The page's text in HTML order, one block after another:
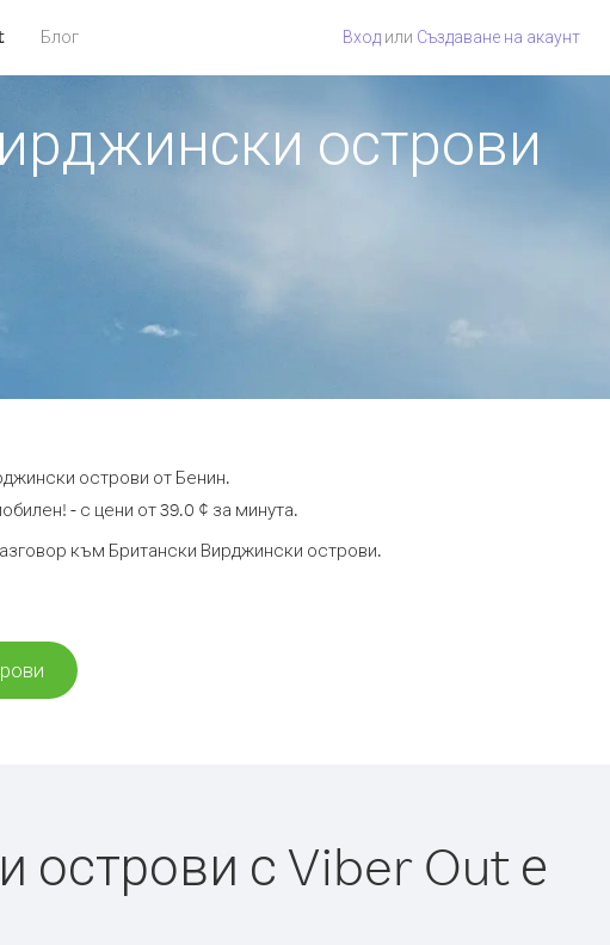
Блог Вход или Създаване на акаунт
острови
острови от Бенин.
- с цени от 39.0 ¢ за минута.
към Британски Вирджински острови.
с Viber Out е